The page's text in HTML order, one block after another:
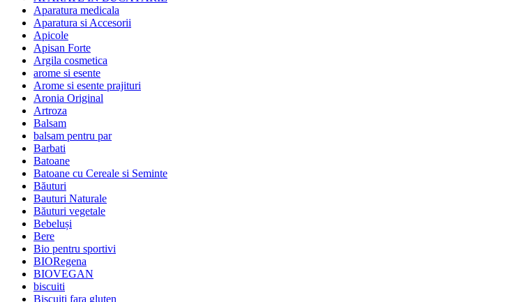
Aparatura medicala
Aparatura si Accesorii
Apicole
Apisan Forte
Argila cosmetica
arome si esente
Arome si esente prajituri
Aronia Original
Artroza
Balsam
balsam pentru par
Barbati
Batoane
Batoane cu Cereale si Seminte
Băuturi
Bauturi Naturale
Băuturi vegetale
Bebeluși
Bere
Bio pentru sportivi
BIORegena
BIOVEGAN
biscuiti
Biscuiti fara gluten